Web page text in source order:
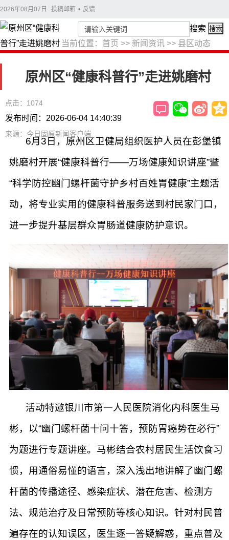
2026年08月07日 投稿邮箱 • 反馈
当前位置： 首页 >> 新闻资讯 >> 县区动态
搜索 搜索
原州区“健康科普行”走进姚磨村
点击：1074
发布时间：2026-06-04 14:40:39
来源：今日固原新闻客户端
6月3日，原州区卫健局组织医护人员在彭堡镇
姚磨村开展“健康科普行——万场健康知识讲座”暨
“科学防控幽门螺杆菌守护乡村百姓胃健康”主题活
动，将专业实用的健康科普服务送到村民家门口，
进一步提升基层群众胃肠道健康防护意识。
活动特邀银川市第一人民医院消化内科医生马
彬，以“幽门螺杆菌十问十答，预防胃癌势在必行”
为题进行专题讲座。马彬结合农村居民生活饮食习
惯，用通俗易懂的语言，深入浅出地讲解了幽门螺
杆菌的传播途径、感染症状、潜在危害、检测方
法、规范治疗及日常预防等核心知识。针对村民普
遍存在的认知误区，医生逐一答疑解惑，重点普及